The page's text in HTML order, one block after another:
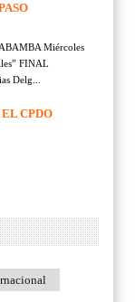
Miércoles
FINAL
Delg...
CPDO